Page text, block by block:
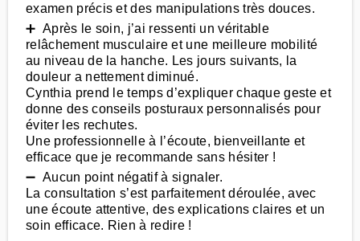
examen précis et des manipulations très douces.
➕ Après le soin, j’ai ressenti un véritable
relâchement musculaire et une meilleure mobilité
au niveau de la hanche. Les jours suivants, la
douleur a nettement diminué.
Cynthia prend le temps d’expliquer chaque geste et
donne des conseils posturaux personnalisés pour
éviter les rechutes.
Une professionnelle à l’écoute, bienveillante et
efficace que je recommande sans hésiter !
➖ Aucun point négatif à signaler.
La consultation s’est parfaitement déroulée, avec
une écoute attentive, des explications claires et un
soin efficace. Rien à redire !